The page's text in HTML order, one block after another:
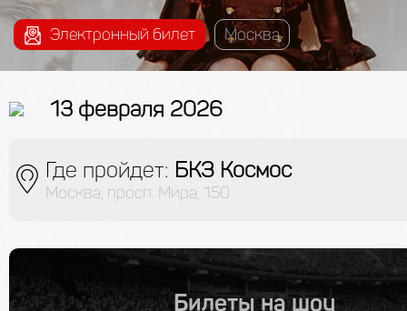
Электронный билет Москва
13 февраля 2026
Где пройдет: БКЗ Космос
Москва, просп. Мира, 150
Билеты на шоу